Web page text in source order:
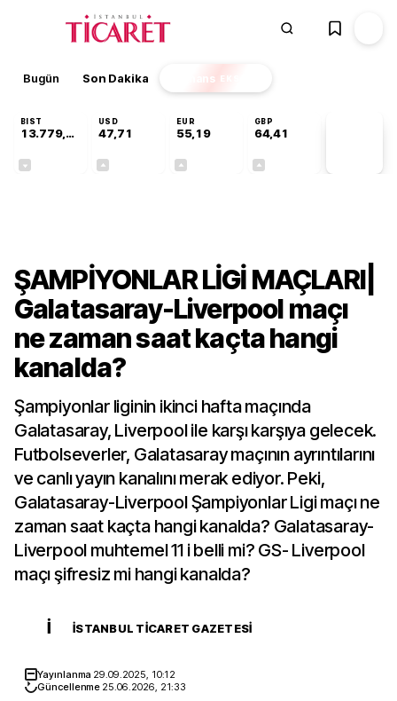
Bugün Son Dakika Finans EKSTRA
BIST
13.779,39
USD
47,71
EUR
55,19
GBP
64,41
ŞAMPİYONLAR LİGİ MAÇLARI|
Galatasaray-Liverpool maçı
ne zaman saat kaçta hangi
kanalda?
Şampiyonlar liginin ikinci hafta maçında
Galatasaray, Liverpool ile karşı karşıya gelecek.
Futbolseverler, Galatasaray maçının ayrıntılarını
ve canlı yayın kanalını merak ediyor. Peki,
Galatasaray-Liverpool Şampiyonlar Ligi maçı ne
zaman saat kaçta hangi kanalda? Galatasaray-
Liverpool muhtemel 11 i belli mi? GS- Liverpool
maçı şifresiz mi hangi kanalda?
İ İSTANBUL TICARET GAZETESI
Yayınlanma 29.09.2025, 10:12
Güncellenme 25.06.2026, 21:33